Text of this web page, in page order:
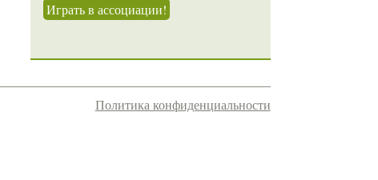
Играть в ассоциации!
Политика конфиденциальности